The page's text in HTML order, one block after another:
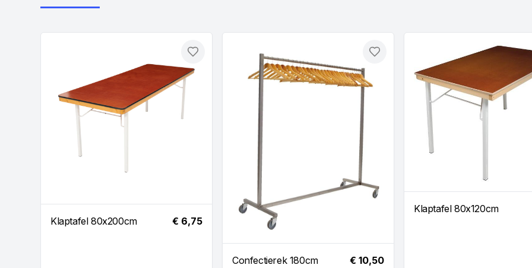
Klaptafel 80x200cm € 6,75
Toevoegen
Confectierek 180cm
€ 10,50
Toevoegen
Klaptafel 80x120cm